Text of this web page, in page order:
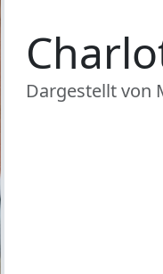
Dargestellt von